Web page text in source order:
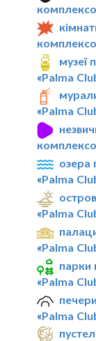
музеї
«Palma
«Palma
озера
«Palma
«Palma
«Palma
парки
«Palma
«Palma